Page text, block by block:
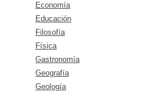
Economía
Educación
Filosofía
Física
Gastronomía
Geografía
Geología